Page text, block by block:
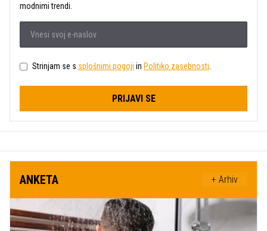
modnimi trendi.
Strinjam se s splošnimi pogoji in Politiko zasebnosti.
PRIJAVI SE
ANKETA + Arhiv